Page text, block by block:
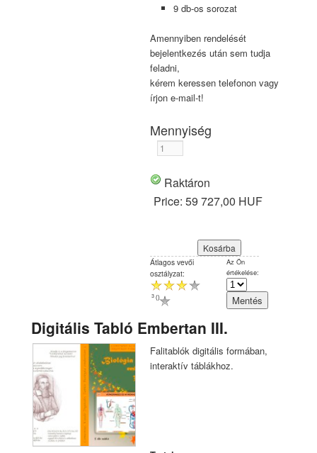
9 db-os sorozat
Amennyiben rendelését
bejelentkezés után sem tudja
feladni,
kérem keressen telefonon vagy
írjon e-mail-t!
Mennyiség
Raktáron
Price:59 727,00 HUF
Átlagos vevői
osztályzat:
(
3 )
Az Ön
értékelése:
Digitális Tabló Embertan III.
Falitablók digitális formában,
interaktív táblákhoz.